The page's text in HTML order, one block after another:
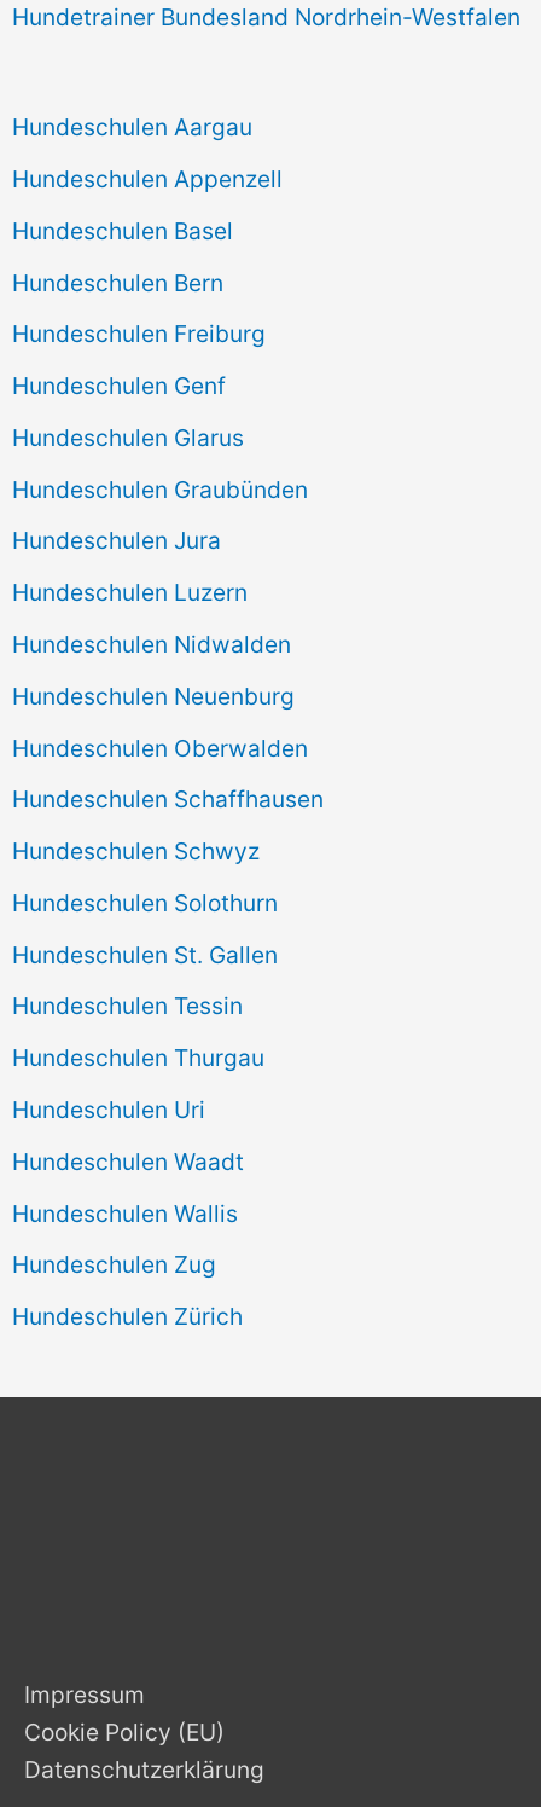
Hundetrainer Bundesland Nordrhein-Westfalen
Hundeschulen Aargau
Hundeschulen Appenzell
Hundeschulen Basel
Hundeschulen Bern
Hundeschulen Freiburg
Hundeschulen Genf
Hundeschulen Glarus
Hundeschulen Graubünden
Hundeschulen Jura
Hundeschulen Luzern
Hundeschulen Nidwalden
Hundeschulen Neuenburg
Hundeschulen Oberwalden
Hundeschulen Schaffhausen
Hundeschulen Schwyz
Hundeschulen Solothurn
Hundeschulen St. Gallen
Hundeschulen Tessin
Hundeschulen Thurgau
Hundeschulen Uri
Hundeschulen Waadt
Hundeschulen Wallis
Hundeschulen Zug
Hundeschulen Zürich
Impressum
Cookie Policy (EU)
Datenschutzerklärung